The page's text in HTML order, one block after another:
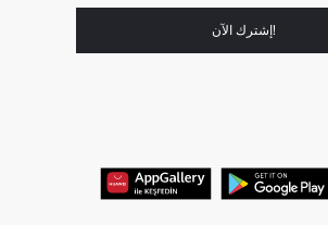
!إشترك الآن